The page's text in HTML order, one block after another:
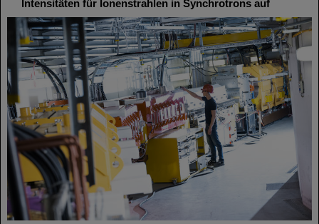
Intensitäten für Ionenstrahlen in Synchrotrons auf